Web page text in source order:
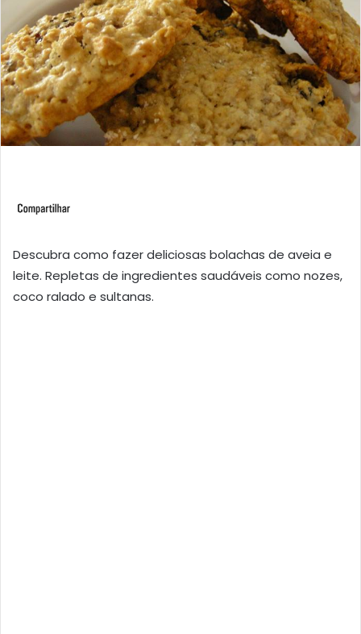
Descubra como fazer deliciosas bolachas de aveia e
leite. Repletas de ingredientes saudáveis como nozes,
coco ralado e sultanas.